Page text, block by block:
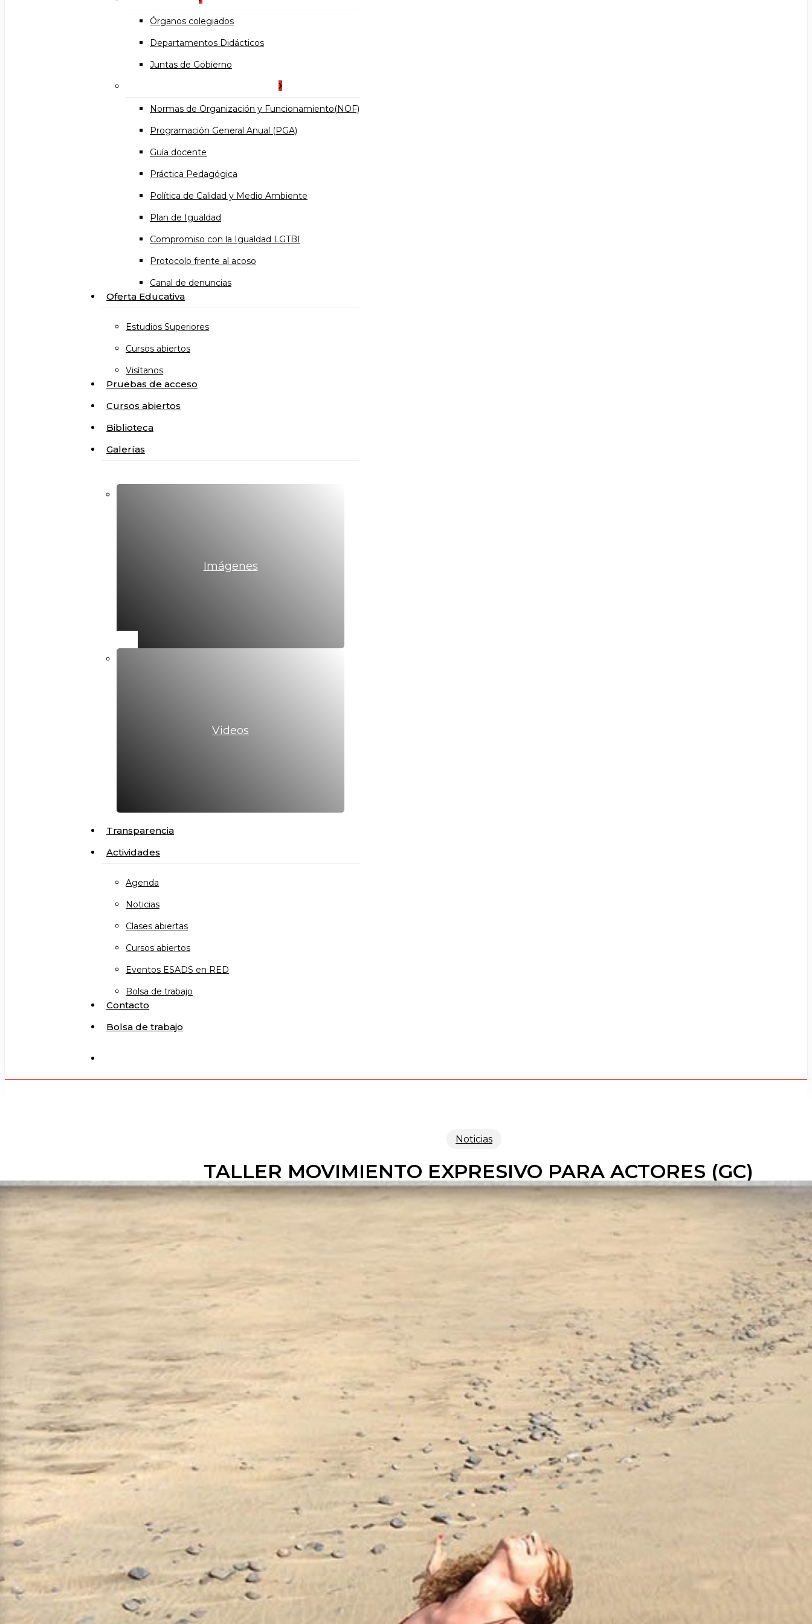
Órganos colegiados
Departamentos Didácticos
Juntas de Gobierno
Normas de Organización y Funcionamiento(NOF)
Programación General Anual (PGA)
Guía docente
Práctica Pedagógica
Política de Calidad y Medio Ambiente
Plan de Igualdad
Compromiso con la Igualdad LGTBI
Protocolo frente al acoso
Canal de denuncias
Oferta Educativa
Estudios Superiores
Cursos abiertos
Visítanos
Pruebas de acceso
Cursos abiertos
Biblioteca
Galerías
Imágenes
Videos
Transparencia
Actividades
Agenda
Noticias
Clases abiertas
Cursos abiertos
Eventos ESADS en RED
Bolsa de trabajo
Contacto
Bolsa de trabajo
Noticias
TALLER MOVIMIENTO EXPRESIVO PARA ACTORES (GC)